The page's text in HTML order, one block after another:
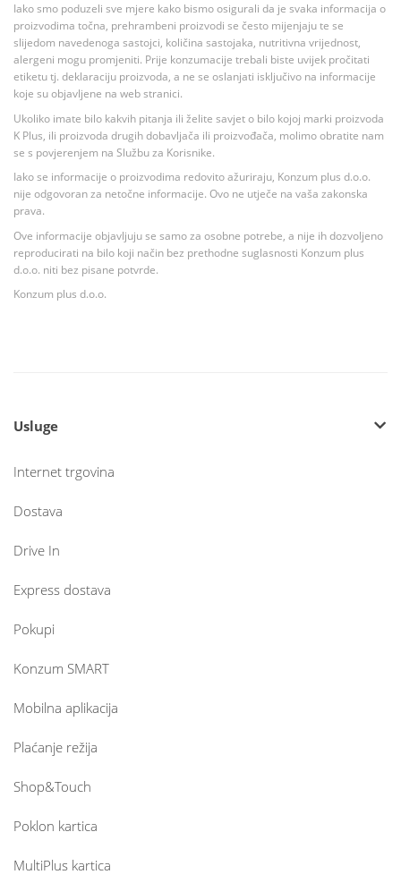
Iako smo poduzeli sve mjere kako bismo osigurali da je svaka informacija o
proizvodima točna, prehrambeni proizvodi se često mijenjaju te se
slijedom navedenoga sastojci, količina sastojaka, nutritivna vrijednost,
alergeni mogu promjeniti. Prije konzumacije trebali biste uvijek pročitati
etiketu tj. deklaraciju proizvoda, a ne se oslanjati isključivo na informacije
koje su objavljene na web stranici.
Ukoliko imate bilo kakvih pitanja ili želite savjet o bilo kojoj marki proizvoda
K Plus, ili proizvoda drugih dobavljača ili proizvođača, molimo obratite nam
se s povjerenjem na Službu za Korisnike.
Iako se informacije o proizvodima redovito ažuriraju, Konzum plus d.o.o.
nije odgovoran za netočne informacije. Ovo ne utječe na vaša zakonska
prava.
Ove informacije objavljuju se samo za osobne potrebe, a nije ih dozvoljeno
reproducirati na bilo koji način bez prethodne suglasnosti Konzum plus
d.o.o. niti bez pisane potvrde.
Konzum plus d.o.o.
Usluge
Internet trgovina
Dostava
Drive In
Express dostava
Pokupi
Konzum SMART
Mobilna aplikacija
Plaćanje režija
Shop&Touch
Poklon kartica
MultiPlus kartica